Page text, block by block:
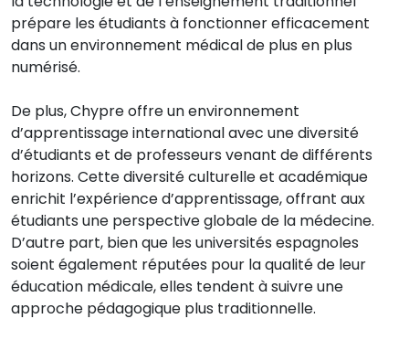
prépare les étudiants à fonctionner efficacement
dans un environnement médical de plus en plus
numérisé.
De plus, Chypre offre un environnement
d’apprentissage international avec une diversité
d’étudiants et de professeurs venant de différents
horizons. Cette diversité culturelle et académique
enrichit l’expérience d’apprentissage, offrant aux
étudiants une perspective globale de la médecine.
D’autre part, bien que les universités espagnoles
soient également réputées pour la qualité de leur
éducation médicale, elles tendent à suivre une
approche pédagogique plus traditionnelle.